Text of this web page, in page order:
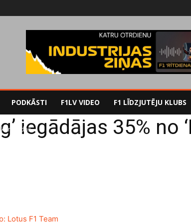
PODKĀSTI F1LV VIDEO F1 LĪDZJUTĒJU KLUBS
komandasiegādājas 35% no